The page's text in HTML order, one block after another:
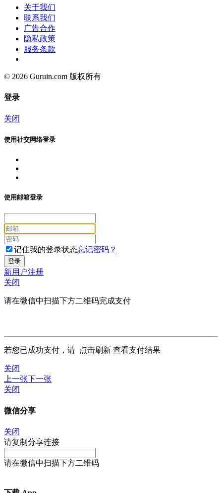
关于我们
联系我们
广告合作
隐私政策
服务条款
© 2026 Guruin.com 版权所有
登录
关闭
使用社交网络登录
使用邮箱登录
记住我的登录状态忘记密码？
新用户注册
关闭
请在微信中扫描下方二维码完成支付
若您已成功支付，请 点击刷新 查看支付结果
关闭
上一张下一张
关闭
微信分享
关闭
请复制分享连接
请在微信中扫描下方二维码